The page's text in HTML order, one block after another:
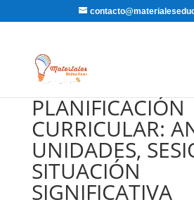
PLANIFICACIÓN
CURRICULAR:
UNIDADES,
SITUACIÓN
SIGNIFICATIVA